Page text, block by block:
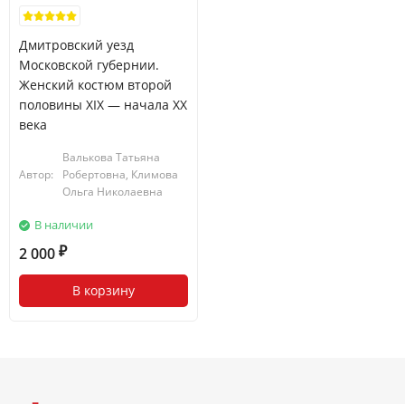
Дмитровский уезд
Московской губернии.
Женский костюм второй
половины XIX — начала XX
века
Автор:
Валькова Татьяна
Робертовна, Климова
Ольга Николаевна
В наличии
2 000 ₽
В корзину